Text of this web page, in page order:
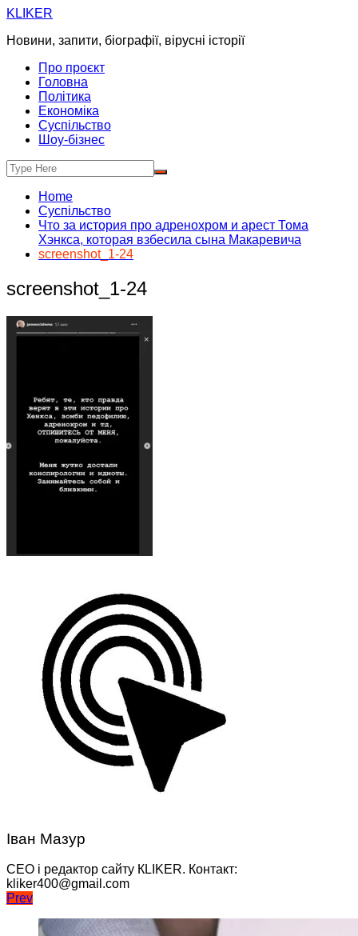
Skip
content
KLIKER
Новини, запити, біографії, вірусні історії
Про проєкт
Головна
Політика
Економіка
Суспільство
Шоу-бізнес
Home
Суспільство
Что за история про адренохром и арест Тома
Хэнкса, которая взбесила сына Макаревича
screenshot_1-24
screenshot_1-24
Іван Мазур
CEO і редактор сайту КLIKER. Контакт:
kliker400@gmail.com
Навігація
записів
Prev